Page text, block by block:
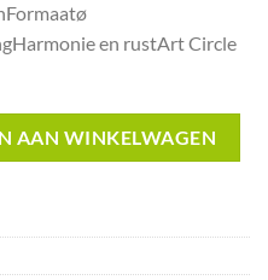
en rustArt Circle
AAN WINKELWAGEN